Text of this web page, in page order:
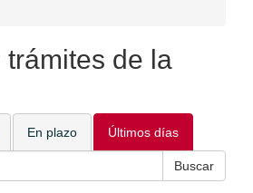
trámites de la
En plazo Últimos días